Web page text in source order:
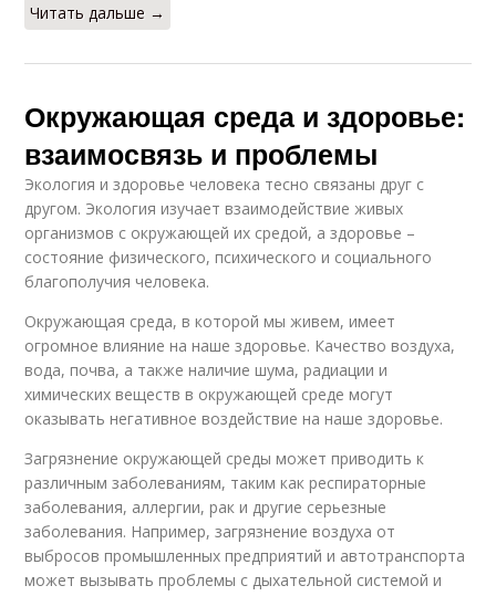
Читать дальше →
Окружающая среда и здоровье:
взаимосвязь и проблемы
Экология и здоровье человека тесно связаны друг с
другом. Экология изучает взаимодействие живых
организмов с окружающей их средой, а здоровье –
состояние физического, психического и социального
благополучия человека.
Окружающая среда, в которой мы живем, имеет
огромное влияние на наше здоровье. Качество воздуха,
вода, почва, а также наличие шума, радиации и
химических веществ в окружающей среде могут
оказывать негативное воздействие на наше здоровье.
Загрязнение окружающей среды может приводить к
различным заболеваниям, таким как респираторные
заболевания, аллергии, рак и другие серьезные
заболевания. Например, загрязнение воздуха от
выбросов промышленных предприятий и автотранспорта
может вызывать проблемы с дыхательной системой и